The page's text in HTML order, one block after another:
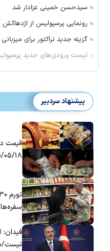
سیدحسن خمینی عزادار شد
رونمایی پرسپولیس از اژدهاکش
گزینه جدید تراکتور برای
لیست ورودی‌های جدید
پیشنهاد سردبیر
قیمت
۱۴۰۵/
فیدان:
نیست/